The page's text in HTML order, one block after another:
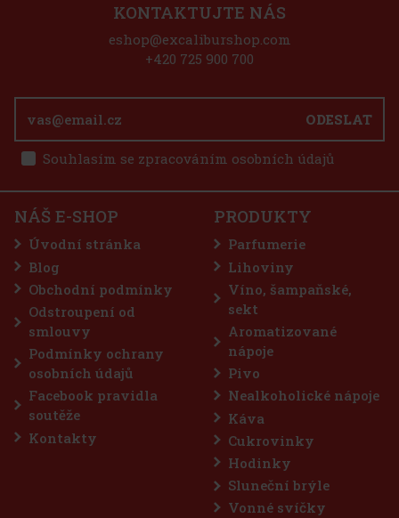
Peelerz Gummy Banana 65g
SKLADEM(> 5 ks)
SKLADEM(> 5 ks)
AIRWAVES Extreme jsou bezcukrové žvýkačky určené pro
všechny, kteří vyhledávají maximálně intenzivní mentolové
osvěžení. Silná kombinace chladivých mentolových tónů přináší
okamžitý pocit svěžesti a dlouhotrvající svěží dech. Praktická dóza
obsahuje
51 Kč bez DPH 57 Kč
Do košíku
ODESLAT
Souhlasím se zpracováním osobních údajů
KONTAKTUJTE NÁS
eshop@excaliburshop.com
+420 725 900 700
NÁŠ E-SHOP
Úvodní stránka
Blog
Obchodní podmínky
Odstroupení od
smlouvy
Podmínky ochrany
osobních údajů
Facebook pravidla
soutěže
Kontakty
PRODUKTY
Parfumerie
Lihoviny
Víno, šampaňské,
sekt
Aromatizované
nápoje
Pivo
Nealkoholické nápoje
Káva
Cukrovinky
Hodinky
Sluneční brýle
Vonné svíčky